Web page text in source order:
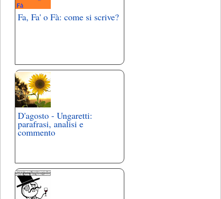
Fa, Fa' o Fà: come si scrive?
D'agosto - Ungaretti:
parafrasi, analisi e
commento